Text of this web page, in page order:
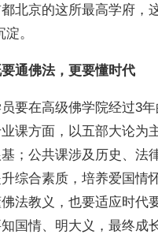
北京的这所最高学府，
。
佛法，更要懂时代
在高级佛学院经过3年
课方面，以五部大论为
；公共课涉及历史、法
综合素质，培养爱国情
法教义，也要适应时代
国情、明大义，最终成